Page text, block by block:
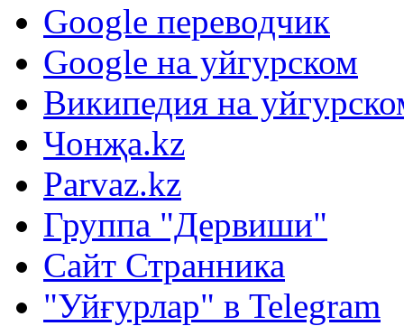
Google переводчик
Google на уйгурском
Википедия на
Чонҗа.kz
Parvaz.kz
Группа "Дервиши"
Сайт Странника
"Уйғурлар" в Telegram